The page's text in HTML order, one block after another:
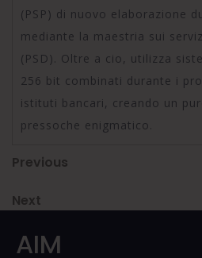
(PSP) di nuovo elaborazione
mediante la maestria sui
(PSD). Oltre a cio, utilizza
256 bit combinati durante i
istituti bancari, creando un
pressoche enigmatico.
Post
navigation
Previous
Previous
Next
Next
AIM